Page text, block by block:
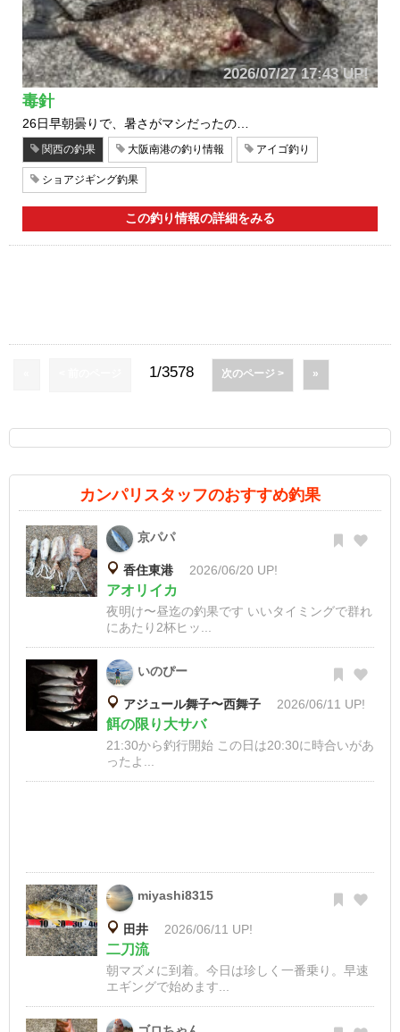
2026/07/27 17:43 UP!
毒針
26日早朝曇りで、暑さがマシだったの…
関西の釣果 大阪南港の釣り情報 アイゴ釣り
ショアジギング釣果
この釣り情報の詳細をみる
1/3578 次のページ > »
カンパリスタッフのおすすめ釣果
京パパ
香住東港 2026/06/20 UP!
アオリイカ
夜明け〜昼迄の釣果です いいタイミングで群れ
にあたり2杯ヒッ...
いのぴー
アジュール舞子〜西舞子 2026/06/11 UP!
餌の限り大サバ
21:30から釣行開始 この日は20:30に時合いがあ
ったよ...
miyashi8315
田井 2026/06/11 UP!
二刀流
朝マズメに到着。今日は珍しく一番乗り。早速
エギングで始めます...